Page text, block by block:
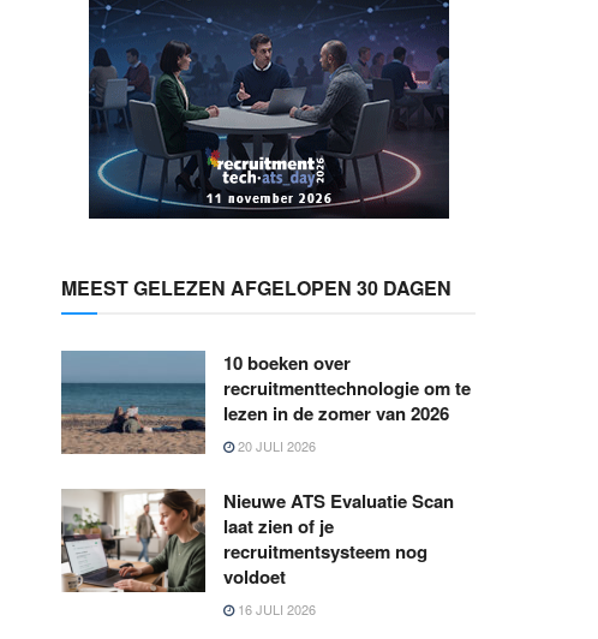
MEEST GELEZEN AFGELOPEN 30 DAGEN
10 boeken over
recruitmenttechnologie om te
lezen in de zomer van 2026
20 JULI 2026
Nieuwe ATS Evaluatie Scan
laat zien of je
recruitmentsysteem nog
voldoet
16 JULI 2026